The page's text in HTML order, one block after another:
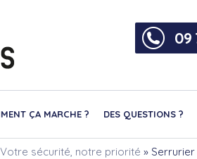
09
ÇA MARCHE ? DES QUESTIONS ?
sécurité, notre priorité »